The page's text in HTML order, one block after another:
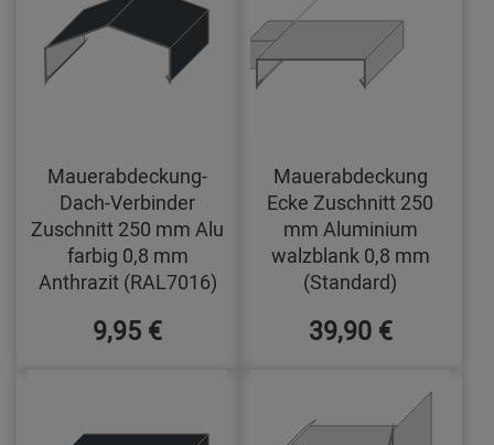
Mauerabdeckung-
Dach-Verbinder
Zuschnitt 250 mm Alu
farbig 0,8 mm
Anthrazit (RAL7016)
9,95 €
Mauerabdeckung
Ecke Zuschnitt 250
mm Aluminium
walzblank 0,8 mm
(Standard)
39,90 €